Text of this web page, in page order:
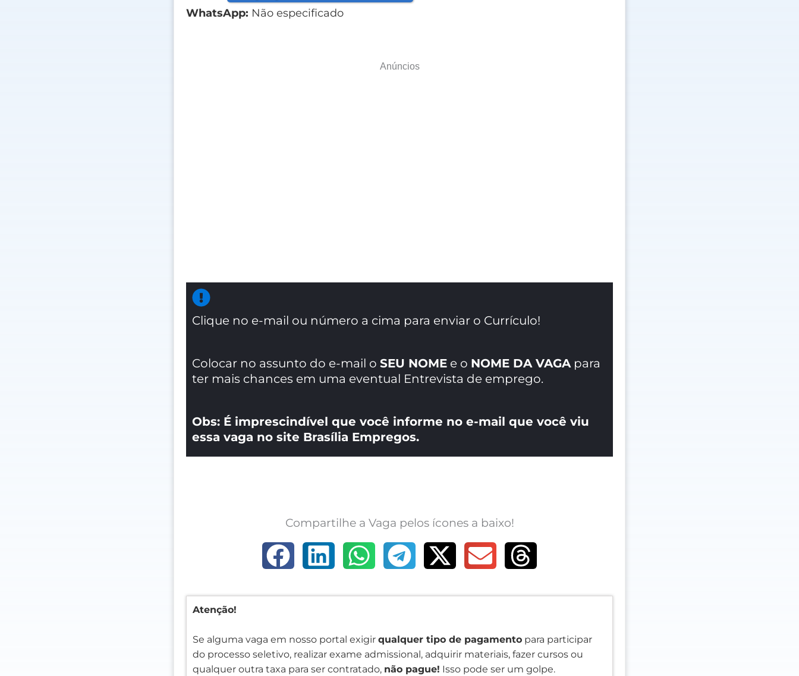
WhatsApp: Não especificado
Anúncios
Clique no e-mail ou número a cima para enviar o Currículo!
Colocar no assunto do e-mail oSEU NOME e o NOME DA VAGA para
ter mais chances em uma eventual Entrevista de emprego.
Obs: É imprescindível que você informe no e-mail que você viu
essa vaga no site Brasília Empregos.
Compartilhe a Vaga pelos ícones a baixo!
Atenção!
Se alguma vaga em nosso portal exigirqualquer tipo de pagamento para participar
do processo seletivo, realizar exame admissional, adquirir materiais, fazer cursos ou
qualquer outra taxa para ser contratado, não pague! Isso pode ser um golpe.